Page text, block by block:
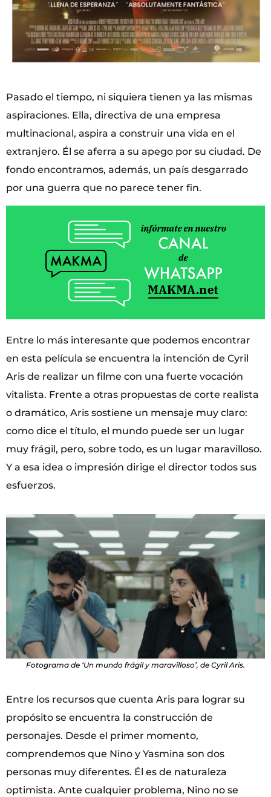
Pasado el tiempo, ni siquiera tienen ya las mismas
aspiraciones. Ella, directiva de una empresa
multinacional, aspira a construir una vida en el
extranjero. Él se aferra a su apego por su ciudad. De
fondo encontramos, además, un país desgarrado
por una guerra que no parece tener fin.
Entre lo más interesante que podemos encontrar
en esta película se encuentra la intención de Cyril
Aris de realizar un filme con una fuerte vocación
vitalista. Frente a otras propuestas de corte realista
o dramático, Aris sostiene un mensaje muy claro:
como dice el título, el mundo puede ser un lugar
muy frágil, pero, sobre todo, es un lugar maravilloso.
Y a esa idea o impresión dirige el director todos sus
esfuerzos.
Fotograma de ‘Un mundo frágil y maravilloso’, de Cyril Aris.
Entre los recursos que cuenta Aris para lograr su
propósito se encuentra la construcción de
personajes. Desde el primer momento,
comprendemos que Nino y Yasmina son dos
personas muy diferentes. Él es de naturaleza
optimista. Ante cualquier problema, Nino no se